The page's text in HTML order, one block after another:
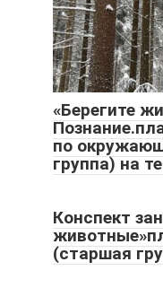
«Берегите
по
группа) на
Конспект
(старшая